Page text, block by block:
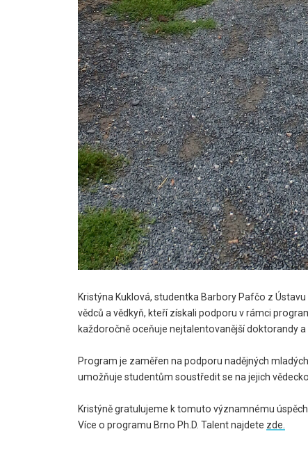
Kristýna Kuklová, studentka Barbory Pafčo z
vědců a vědkyň, kteří získali podporu v rámci
každoročně oceňuje nejtalentovanější doktorandy a
Program je zaměřen na podporu nadějných
umožňuje studentům soustředit se na jejich
Kristýně gratulujeme k tomuto významnému
Více o programu Brno Ph.D. Talent najdete zde.